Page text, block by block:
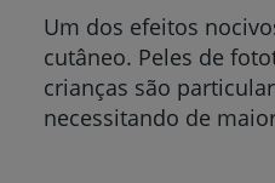
Um dos efeitos
cutâneo. Peles de
crianças são
necessitando de